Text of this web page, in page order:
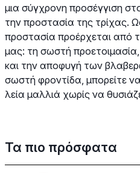
μια σύγχρονη προσέγγιση
την προστασία της τρίχας.
προστασία προέρχεται από
μας: τη σωστή
και την αποφυγή των
σωστή φροντίδα, μπορείτε
λεία μαλλιά χωρίς να
Τα πιο πρόσφατα